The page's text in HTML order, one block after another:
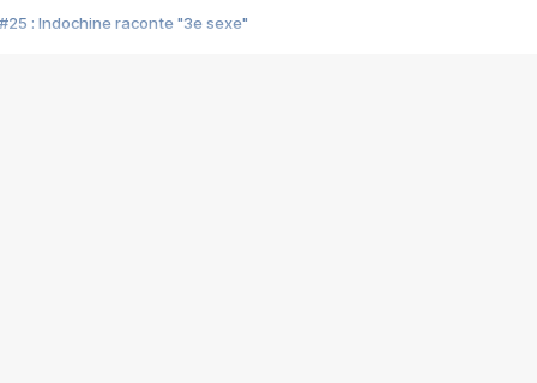
#25 : Indochine raconte "3e sexe"